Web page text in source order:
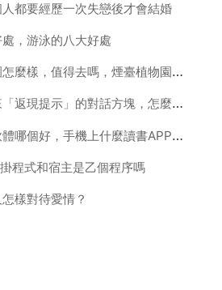
都要經歷一次失戀後才會結婚
，游泳的八大好處
煙臺植物園怎麼樣，值得去嗎，煙臺植物園怎麼樣？
電腦跳出來「返現提示」的對話方塊，怎麼去掉啊？
手機閱讀軟體哪個好，手機上什麼讀書APP最好啊
程式和宿主是乙個程序嗎
樣對待愛情？